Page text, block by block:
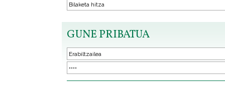
GUNE PRIBATUA